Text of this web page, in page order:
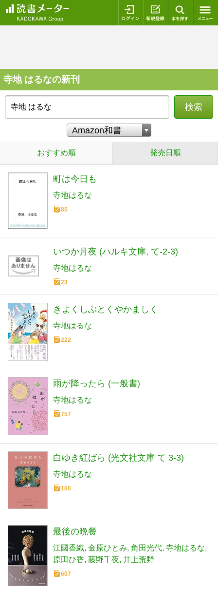
ログイン 新規登録
寺地 はるなの新刊
検索
おすすめ順 発売日順
町は今日も
寺地はるな
85
いつか月夜 (ハルキ文庫, て-2-3)
寺地はるな
23
きよくしぶとくやかましく
寺地はるな
222
雨が降ったら (一般書)
寺地はるな
757
白ゆき紅ばら (光文社文庫 て 3-3)
寺地はるな
160
最後の晩餐
江國香織 金原ひとみ 角田光代 寺地はるな
原田ひ香 藤野千夜 井上荒野
607